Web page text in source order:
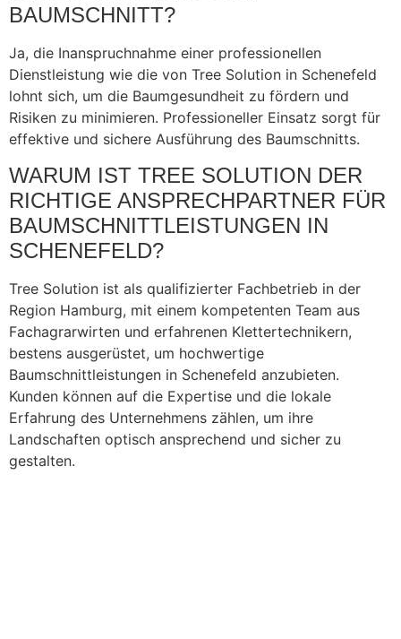
BAUMSCHNITT?
Ja, die Inanspruchnahme einer professionellen
Dienstleistung wie die von Tree Solution in Schenefeld
lohnt sich, um die Baumgesundheit zu fördern und
Risiken zu minimieren. Professioneller Einsatz sorgt für
effektive und sichere Ausführung des Baumschnitts.
WARUM IST TREE SOLUTION DER
RICHTIGE ANSPRECHPARTNER FÜR
BAUMSCHNITTLEISTUNGEN IN
SCHENEFELD?
Tree Solution ist als qualifizierter Fachbetrieb in der
Region Hamburg, mit einem kompetenten Team aus
Fachagrarwirten und erfahrenen Klettertechnikern,
bestens ausgerüstet, um hochwertige
Baumschnittleistungen in Schenefeld anzubieten.
Kunden können auf die Expertise und die lokale
Erfahrung des Unternehmens zählen, um ihre
Landschaften optisch ansprechend und sicher zu
gestalten.